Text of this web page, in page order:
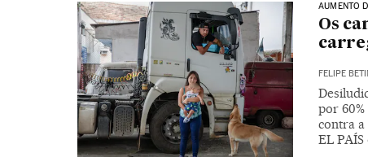
AUMENTO
Os
FELIPE
por
contra a
EL